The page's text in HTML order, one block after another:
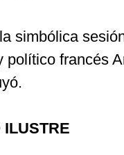
simbólica
francés